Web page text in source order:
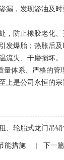
漏，发现渗油及时
，防止橡胶老化、
发爆胎；热胀后及
流失、干磨损坏。
量体系、严格的
上是公司永恒的宗
轮胎式龙门吊销
能措施 | 下一篇